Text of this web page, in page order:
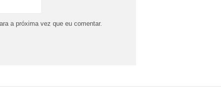
a próxima vez que eu comentar.